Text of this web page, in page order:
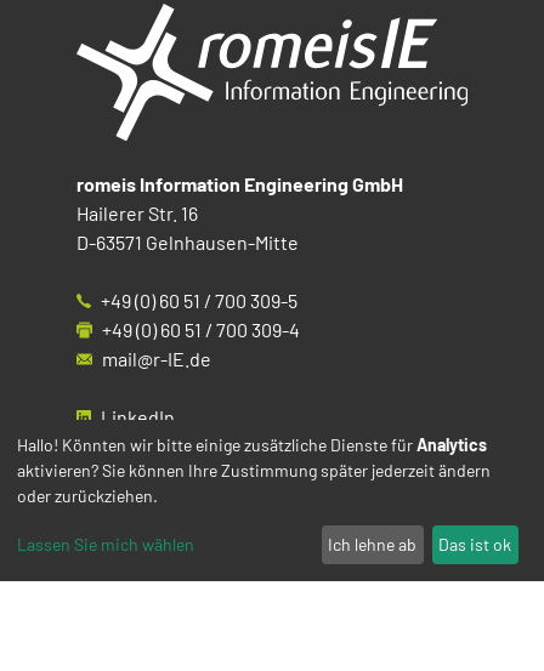
romeis Information Engineering GmbH
Hailerer Str. 16
D-63571 Gelnhausen-Mitte
+49 (0) 60 51 / 700 309-5
+49 (0) 60 51 / 700 309-4
mail@r-IE.de
LinkedIn
Instagram
Facebook
YouTube
Hallo! Könnten wir bitte einige zusätzliche Dienste fürAnalytics
aktivieren? Sie können Ihre Zustimmung später jederzeit ändern
oder zurückziehen.
Lassen Sie mich wählen Ich lehne ab Das ist ok